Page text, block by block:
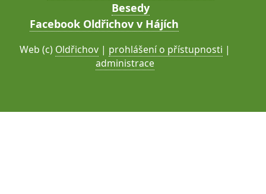
Besedy
Facebook Oldřichov v Hájích
Web (c) Oldřichov | prohlášení o přístupnosti |
administrace